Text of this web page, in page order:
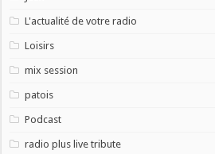
L'actualité de votre radio
Loisirs
mix session
patois
Podcast
radio plus live tribute